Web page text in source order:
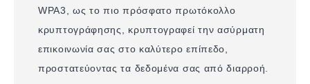
WPA3, ως το πιο πρόσφατο πρωτόκολλο
κρυπτογράφησης, κρυπτογραφεί την ασύρματη
επικοινωνία σας στο καλύτερο επίπεδο,
προστατεύοντας τα δεδομένα σας από διαρροή.